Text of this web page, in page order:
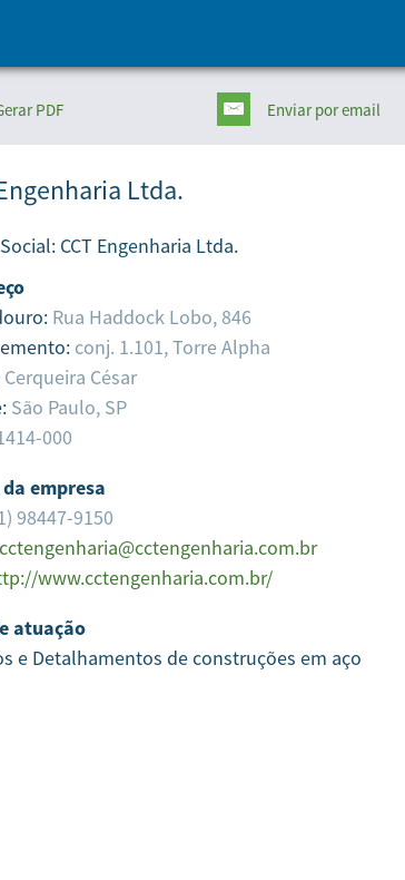
PDF Enviarpor email
Ltda.
CCT Engenharia Ltda.
Rua Haddock Lobo, 846
conj. 1.101, Torre Alpha
Cerqueira César
São Paulo, SP
000
empresa
98447-9150
cctengenharia@cctengenharia.com.br
www.cctengenharia.com.br/
atuação
e Detalhamentos de construções em aço